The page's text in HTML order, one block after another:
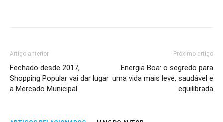
Artigo anterior
Fechado desde 2017,
Shopping Popular vai dar lugar
a Mercado Municipal
Próximo artigo
Energia Boa: o segredo para
uma vida mais leve, saudável e
equilibrada